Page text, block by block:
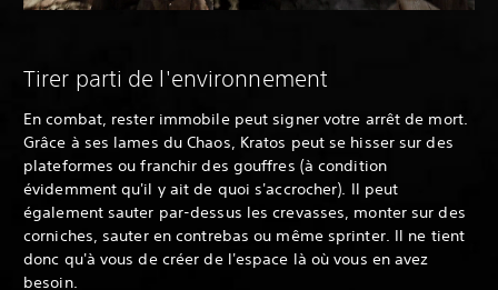
Tirer parti de l'environnement
En combat, rester immobile peut signer votre arrêt de mort.
Grâce à ses lames du Chaos, Kratos peut se hisser sur des
plateformes ou franchir des gouffres (à condition
évidemment qu'il y ait de quoi s'accrocher). Il peut
également sauter par-dessus les crevasses, monter sur des
corniches, sauter en contrebas ou même sprinter. Il ne tient
donc qu'à vous de créer de l'espace là où vous en avez
besoin.